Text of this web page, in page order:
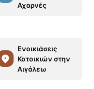
Αχαρνές
Ενοικιάσεις
Κατοικιών στην
Αιγάλεω